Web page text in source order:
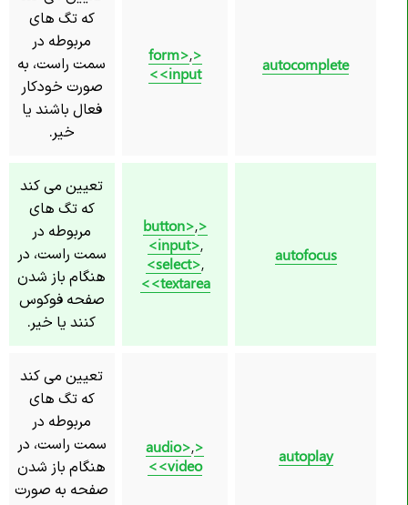
autocomplete
<form>
,
<input>
که تگ های
مربوطه در
سمت راست، به
صورت خودکار
فعال باشند یا
خیر.
autofocus
<button>
,
<input>,
<select>,
<textarea>
تعیین می کند
که تگ های
مربوطه در
سمت راست، در
هنگام باز شدن
صفحه فوکوس
کنند یا خیر.
autoplay
<audio>
,
<video>
تعیین می کند
که تگ های
مربوطه در
سمت راست، در
هنگام باز شدن
صفحه به صورت